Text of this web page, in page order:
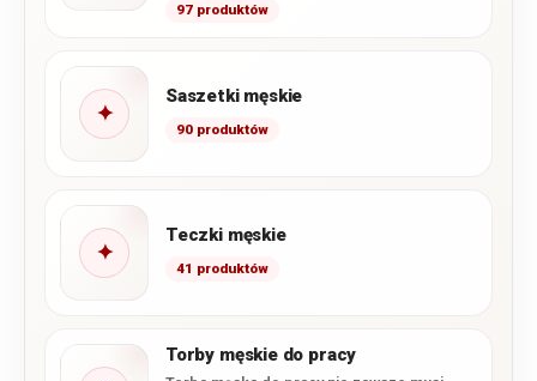
97 produktów
✦
Saszetki męskie
90 produktów
✦
Teczki męskie
41 produktów
Torby męskie do pracy